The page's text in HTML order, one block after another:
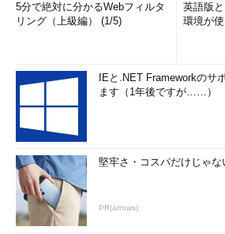
5分で絶対に分かるWebフィルタ
リング（上級編） (1/5)
英語版
環境が
IEと.NET Frameworkのサ
ます（1年後ですが……）
堅牢さ・コスパだけじゃ
PR(arrows)